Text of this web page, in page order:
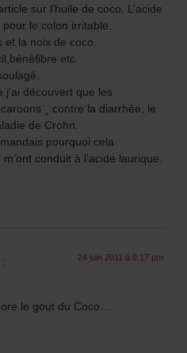
sur l’huile de coco. L’acide
le colon irritable.
et la noix de coco.
etc.
j’ai découvert que les
contre la diarrhée, le
de Crohn.
pourquoi cela
conduit à l’acide laurique.
: 24 juin 2011 à 6:17 pm
le gout du Coco…